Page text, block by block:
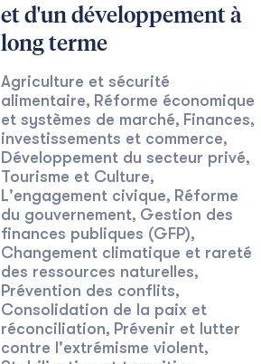
et d'un développement à
long terme
Agriculture et sécurité
alimentaire, Réforme économique
et systèmes de marché, Finances,
investissements et commerce,
Développement du secteur privé,
Tourisme et Culture,
L'engagement civique, Réforme
du gouvernement, Gestion des
finances publiques (GFP),
Changement climatique et rareté
des ressources naturelles,
Prévention des conflits,
Consolidation de la paix et
réconciliation, Prévenir et lutter
contre l'extrémisme violent,